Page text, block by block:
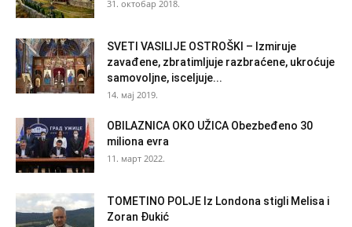
31. октобар 2018.
SVETI VASILIJE OSTROŠKI – Izmiruje
zavađene, zbratimljuje razbraćene, ukroćuje
samovoljne, isceljuje...
14. мај 2019.
OBILAZNICA OKO UŽICA Obezbeđeno 30
miliona evra
11. март 2022.
TOMETINO POLJE Iz Londona stigli Melisa i
Zoran Đukić